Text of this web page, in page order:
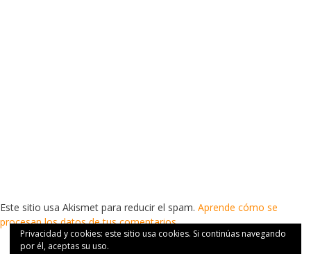
Este sitio usa Akismet para reducir el spam. Aprende cómo se
procesan los datos de tus comentarios.
Privacidad y cookies: este sitio usa cookies. Si continúas navegando
por él, aceptas su uso.